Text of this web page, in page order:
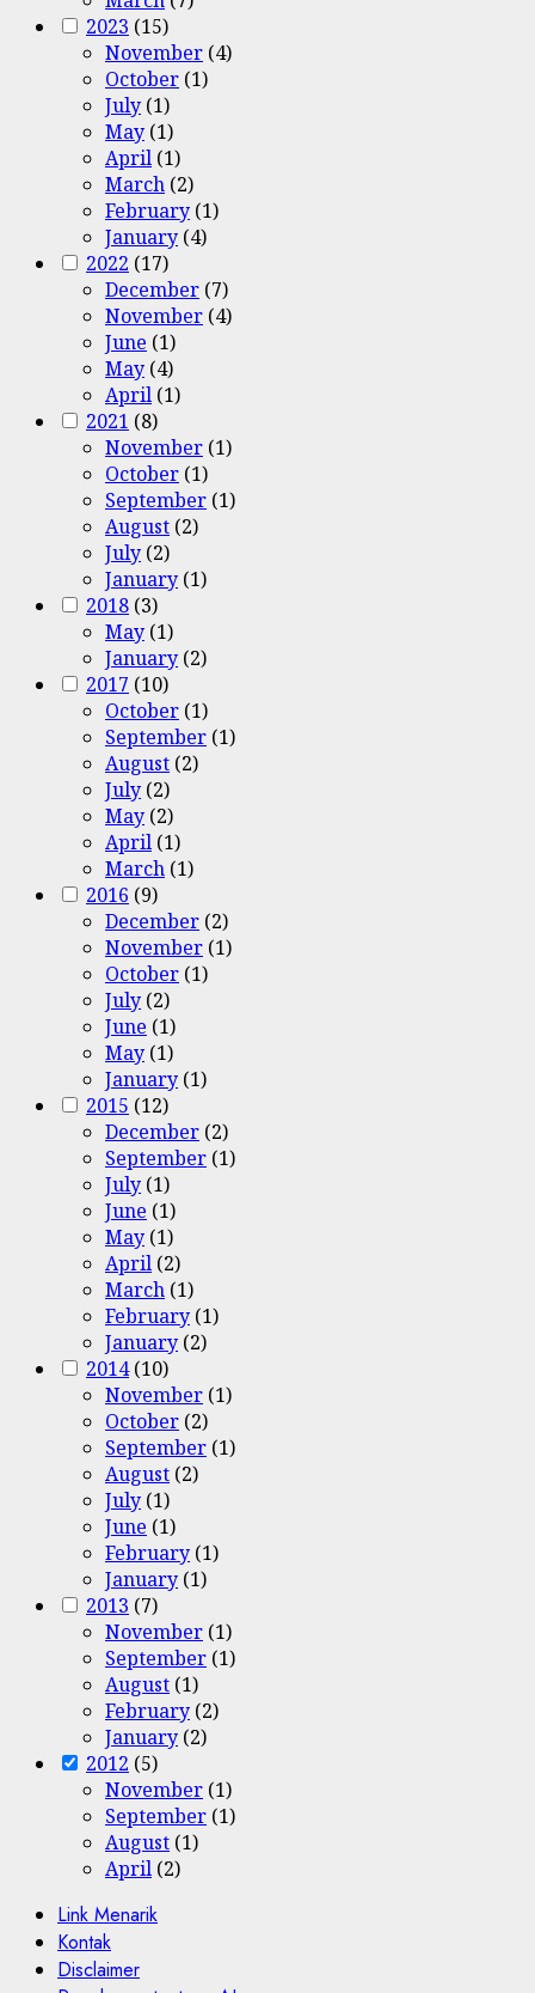
2023 (15)
November (4)
October (1)
July (1)
May (1)
April (1)
March (2)
February (1)
January (4)
2022 (17)
December (7)
November (4)
June (1)
May (4)
April (1)
2021 (8)
November (1)
October (1)
September (1)
August (2)
July (2)
January (1)
2018 (3)
May (1)
January (2)
2017 (10)
October (1)
September (1)
August (2)
July (2)
May (2)
April (1)
March (1)
2016 (9)
December (2)
November (1)
October (1)
July (2)
June (1)
May (1)
January (1)
2015 (12)
December (2)
September (1)
July (1)
June (1)
May (1)
April (2)
March (1)
February (1)
January (2)
2014(10)
November (1)
October (2)
September (1)
August (2)
July (1)
June (1)
February (1)
January (1)
2013 (7)
November (1)
September (1)
August (1)
February (2)
January (2)
2012 (5)
November (1)
September (1)
August (1)
April (2)
Link Menarik
Kontak
Disclaimer